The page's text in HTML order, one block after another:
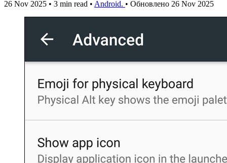
26 Nov 2025 • 3 min read • Android. • Обновлено 26 Nov 2025